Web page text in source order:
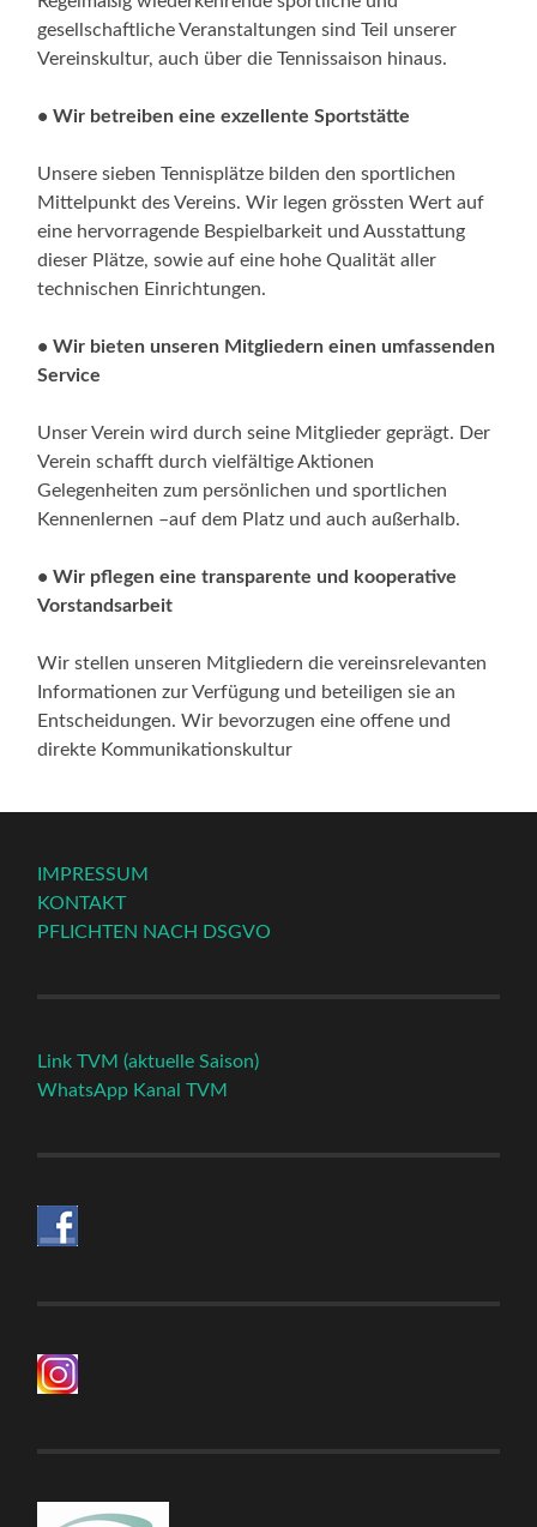
gesellschaftliche Veranstaltungen sind Teil unserer
Vereinskultur, auch über die Tennissaison hinaus.
• Wir betreiben eine exzellente Sportstätte
Unsere sieben Tennisplätze bilden den sportlichen
Mittelpunkt des Vereins. Wir legen grössten Wert auf
eine hervorragende Bespielbarkeit und Ausstattung
dieser Plätze, sowie auf eine hohe Qualität aller
technischen Einrichtungen.
• Wir bieten unseren Mitgliedern einen umfassenden
Service
Unser Verein wird durch seine Mitglieder geprägt. Der
Verein schafft durch vielfältige Aktionen
Gelegenheiten zum persönlichen und sportlichen
Kennenlernen –auf dem Platz und auch außerhalb.
• Wir pflegen eine transparente und kooperative
Vorstandsarbeit
Wir stellen unseren Mitgliedern die vereinsrelevanten
Informationen zur Verfügung und beteiligen sie an
Entscheidungen. Wir bevorzugen eine offene und
direkte Kommunikationskultur
IMPRESSUM
KONTAKT
PFLICHTEN NACH DSGVO
Link TVM (aktuelle Saison)
WhatsApp Kanal TVM